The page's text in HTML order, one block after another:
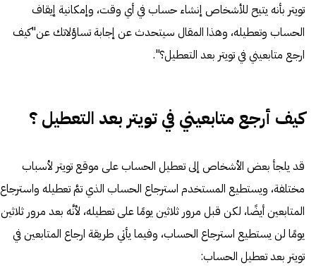
تويتر بأنه يتيح للأشخاص إنشاء حساب في أي وقت، وإمكانية إيقاف
الحساب وتعطيله، وهذا المقال سيتحدث عن إجابة تساؤلاتك عن"كيف
ارجع متابعيني في تويتر بعد التعطيل؟".
كيف أرجع متابعيني في تويتر بعد التعطيل ؟
قد يلجأ بعض الأشخاص إلى تعطيل الحساب على موقع تويتر لأسباب
مختلفة، ويستطيع المستخدم استرجاع الحساب الذي تمَّ تعطيله واسترجاع
المتابعين أيضًا، لكن قبل مرور ثلاثين يومًا على تعطيله، لأنَّه بعد مرور ثلاثين
يومًا لن يستطيع استرجاع الحساب، وفيما يأتي طريقة ارجاع المتابعين في
تويتر بعد تعطيل الحساب: